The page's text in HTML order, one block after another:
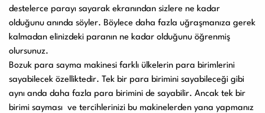
Paketleme Dolgu
Diğer Ürünler
destelerce parayı sayarak ekranından sizlere ne kadar
olduğunu anında söyler. Böylece daha fazla uğraşmanıza gerek
kalmadan elinizdeki paranın ne kadar olduğunu öğrenmiş
olursunuz.
Bozuk para sayma makinesi farklı ülkelerin para birimlerini
sayabilecek özelliktedir. Tek bir para birimini sayabileceği gibi
aynı anda daha fazla para birimini de sayabilir. Ancak tek bir
birimi sayması ve tercihlerinizi bu makinelerden yana yapmanız